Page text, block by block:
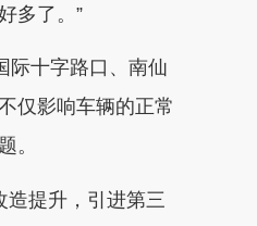
多了。”
十字路口、南仙
仅影响车辆的正常
。
提升，引进第三